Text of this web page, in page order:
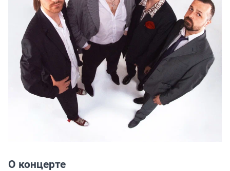
О концерте